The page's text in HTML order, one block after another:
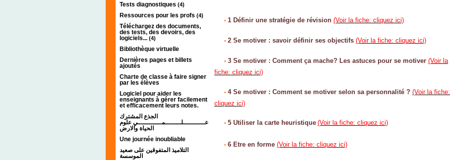
Tests diagnostiques (4)
Ressources pour les profs (4)
Téléchargez des documents,
des tests, des devoirs, des
logiciels... (4)
Bibliothèque virtuelle
Dernières pages et billets
ajoutés
Charte de classe à faire signer
par les élèves
Logiciel pour aider les
enseignants à gérer facilement
et efficacement leurs notes.
الجذع المشترك
عـــــــــــلــــــــمــــــــــــي علوم
الحياة والارض
Une journée inoubliable
التلاميذ المتفوقين على صعيد
الموسسة
• 1 Définir une stratégie de révision (Voir la fiche: cliquez ici)
• 2 Se motiver : savoir définir ses objectifs (Voir la fiche: cliquez ici)
• 3 Se motiver : Comment ça mache? Les astuces pour se motiver (Voir la
fiche: cliquez ici)
• 4 Se motiver : Comment se motiver selon sa personnalité ? (Voir la fiche:
cliquez ici)
• 5 Utiliser la carte heuristique (Voir la fiche: cliquez ici)
• 6 Etre en forme (Voir la fiche: cliquez ici)